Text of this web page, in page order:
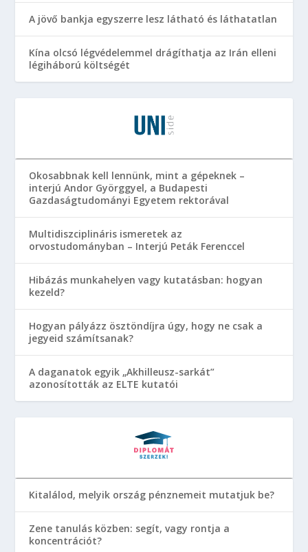
A jövő bankja egyszerre lesz látható és láthatatlan
Kína olcsó légvédelemmel drágíthatja az Irán elleni
légiháború költségét
Okosabbnak kell lennünk, mint a gépeknek –
interjú Andor Györggyel, a Budapesti
Gazdaságtudományi Egyetem rektorával
Multidiszciplináris ismeretek az
orvostudományban – Interjú Peták Ferenccel
Hibázás munkahelyen vagy kutatásban: hogyan
kezeld?
Hogyan pályázz ösztöndíjra úgy, hogy ne csak a
jegyeid számítsanak?
A daganatok egyik „Akhilleusz-sarkát”
azonosították az ELTE kutatói
Kitalálod, melyik ország pénznemeit mutatjuk be?
Zene tanulás közben: segít, vagy rontja a
koncentrációt?